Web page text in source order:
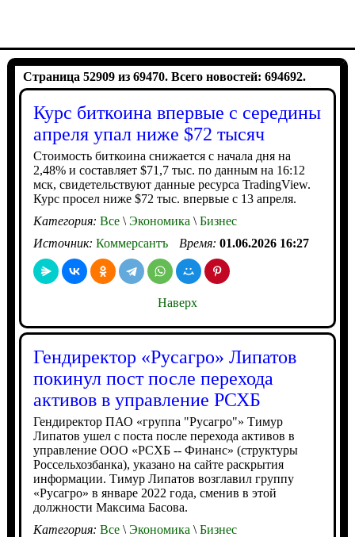
Страница 52909 из 69470. Всего новостей: 694692.
Курс биткоина впервые с середины
апреля упал ниже $72 тысяч
Стоимость биткоина снижается с начала дня на
2,48% и составляет $71,7 тыс. по данным на 16:12
мск, свидетельствуют данные ресурса TradingView.
Курс просел ниже $72 тыс. впервые с 13 апреля.
Категория: Все\Экономика \Бизнес
Источник: Коммерсантъ Время: 01.06.2026 16:27
Наверх
Гендиректор «Русагро» Липатов
покинул пост после перехода
активов в управление РСХБ
Гендиректор ПАО «группа "Русагро"» Тимур
Липатов ушел с поста после перехода активов в
управление ООО «РСХБ -- Финанс» (структуры
Россельхозбанка), указано на сайте раскрытия
информации. Тимур Липатов возглавил группу
«Русагро» в январе 2022 года, сменив в этой
должности Максима Басова.
Категория: Все\Экономика \Бизнес